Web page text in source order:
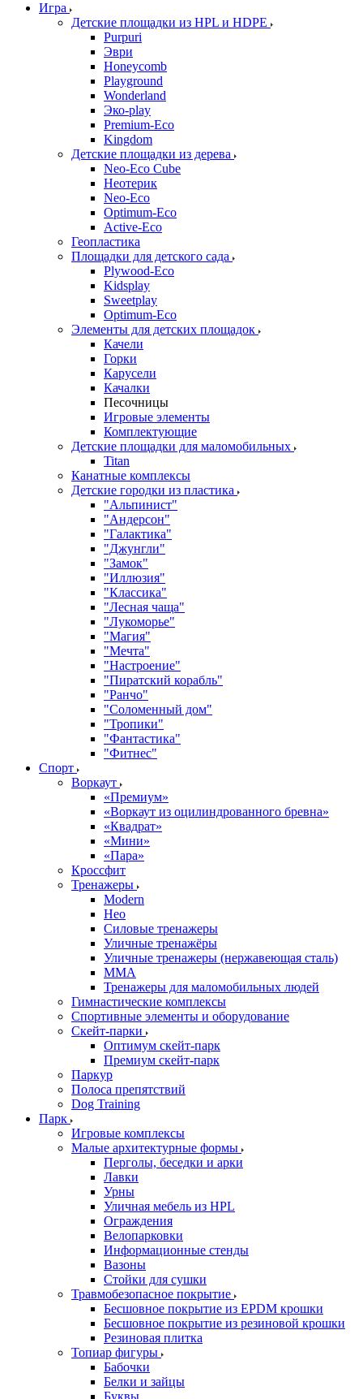
Игра
Детские площадки из HPL и HDPE
Purpuri
Эври
Honeycomb
Playground
Wonderland
Эко-play
Premium-Eco
Kingdom
Детские площадки из дерева
Neo-Eco Cube
Неотерик
Neo-Eco
Оptimum-Еco
Active-Eco
Геопластика
Площадки для детского сада
Plywood-Eco
Kidsplay
Sweetplay
Оptimum-Еco
Элементы для детских площадок
Качели
Горки
Карусели
Качалки
Песочницы
Игровые элементы
Комплектующие
Детские площадки для маломобильных
Titan
Канатные комплексы
Детские городки из пластика
"Альпинист"
"Андерсон"
"Галактика"
"Джунгли"
"Замок"
"Иллюзия"
"Классика"
"Лесная чаща"
"Лукоморье"
"Магия"
"Мечта"
"Настроение"
"Пиратский корабль"
"Ранчо"
"Соломенный дом"
"Тропики"
"Фантастика"
"Фитнес"
Спорт
Воркаут
«Премиум»
«Воркаут из оцилиндрованного бревна»
«Квадрат»
«Мини»
«Пара»
Кроссфит
Тренажеры
Modern
Нео
Силовые тренажеры
Уличные тренажёры
Уличные тренажеры (нержавеющая сталь)
ММА
Тренажеры для маломобильных людей
Гимнастические комплексы
Спортивные элементы и оборудование
Скейт-парки
Оптимум скейт-парк
Премиум скейт-парк
Паркур
Полоса препятствий
Dog Training
Парк
Игровые комплексы
Малые архитектурные формы
Перголы, беседки и арки
Лавки
Урны
Уличная мебель из HPL
Ограждения
Велопарковки
Информационные стенды
Вазоны
Стойки для сушки
Травмобезопасное покрытие
Бесшовное покрытие из EPDM крошки
Бесшовное покрытие из резиновой крошки
Резиновая плитка
Топиар фигуры
Бабочки
Белки и зайцы
Буквы